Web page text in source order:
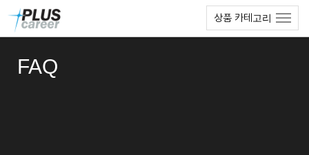
상품 카테고리
FAQ